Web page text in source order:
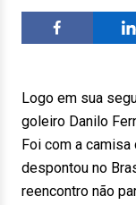
Logo em sua
goleiro Danilo
Foi com a
despontou no
reencontro não